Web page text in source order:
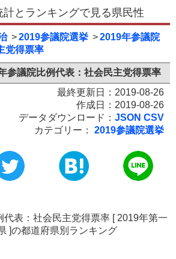
とランキングで見る県民性
2019参議院選挙
2019年参議院
党得票率
参議院比例代表：社会民主党得票率
最終更新日：2019-08-26
作成日：2019-08-26
データダウンロード： JSON CSV
カテゴリー：
2019参議院選挙